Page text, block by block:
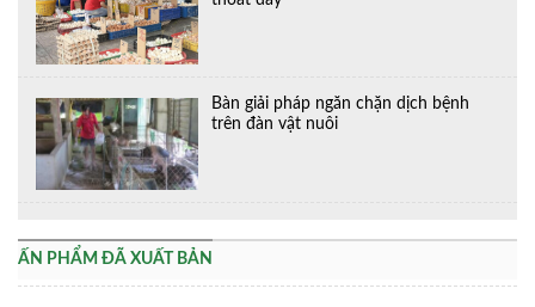
Bàn giải pháp ngăn chặn dịch bệnh
trên đàn vật nuôi
ẤN PHẨM ĐÃ XUẤT BẢN